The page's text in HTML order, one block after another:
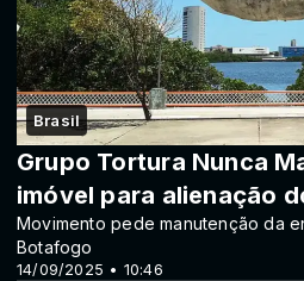
Brasil
14/09/2025 • 10:46
Grupo Tortura Nunca
imóvel para alienação
Movimento pede manutenção da
Botafogo